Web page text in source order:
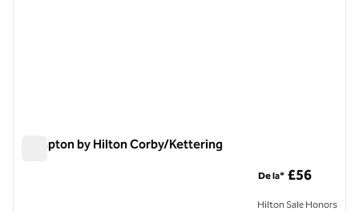
Hampton by Hilton Corby/Kettering
De la* £56
Hilton Sale Honors